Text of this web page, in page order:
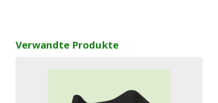
Verwandte Produkte